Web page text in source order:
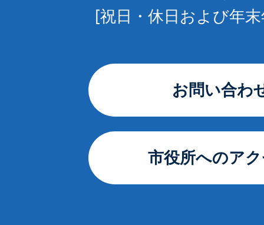
[祝日・休日および年
お問い合わ
市役所へのア